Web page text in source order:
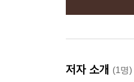
저자 소개 (1명)